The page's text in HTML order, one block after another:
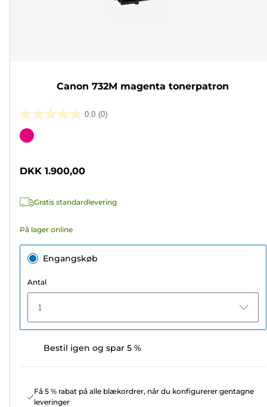
Canon 732M magenta tonerpatron
0.0 (0)
0.0
ud
stjerner.
Farvepatron
DKK 1.900,00
Gratis standardlevering
På lager online
Engangskøb
Antal
1
Bestil igen og spar 5 %
Få 5 % rabat på alle blækordrer, når du konfigurerer gentagne
leveringer